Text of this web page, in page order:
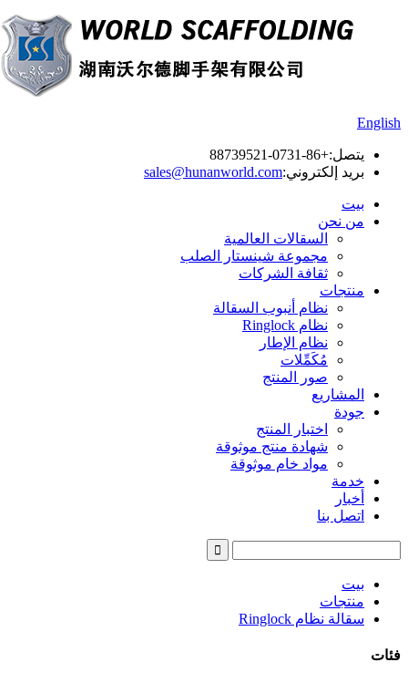
English
يتصل:+86-0731-88739521
بريد إلكتروني:sales@hunanworld.com
بيت
من نحن
السقالات العالمية
مجموعة شينستار الصلب
ثقافة الشركات
منتجات
نظام أنبوب السقالة
نظام Ringlock
نظام الإطار
مُكَمِّلات
صور المنتج
المشاريع
جودة
اختبار المنتج
شهادة منتج موثوقة
مواد خام موثوقة
خدمة
أخبار
اتصل بنا
بيت
منتجات
سقالة نظام Ringlock
فئات